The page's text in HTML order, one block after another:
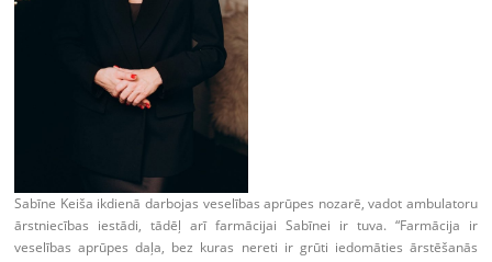
Sabīne Keiša ikdienā darbojas veselības aprūpes nozarē, vadot ambulatoru
ārstniecības iestādi, tādēļ arī farmācijai Sabīnei ir tuva. “Farmācija ir
veselības aprūpes daļa, bez kuras nereti ir grūti iedomāties ārstēšanās